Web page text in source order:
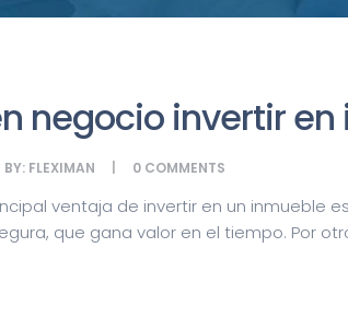
negocio invertir
BY: FLEXIMAN 0 COMMENTS
ventaja de invertir en un inmueble
que gana valor en el tiempo. Por